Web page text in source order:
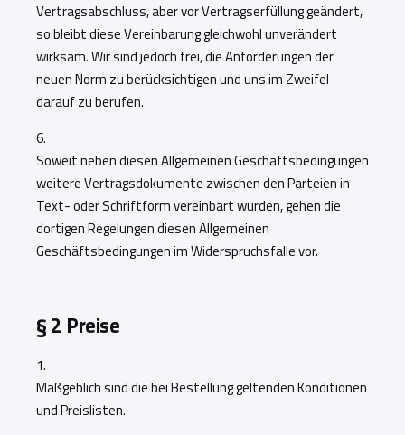
Vertragsabschluss, aber vor Vertragserfüllung geändert,
so bleibt diese Vereinbarung gleichwohl unverändert
wirksam. Wir sind jedoch frei, die Anforderungen der
neuen Norm zu berücksichtigen und uns im Zweifel
darauf zu berufen.
6.
Soweit neben diesen Allgemeinen ­Geschäftsbedingungen
weitere Vertragsdokumente zwischen den Parteien in
Text- oder Schriftform vereinbart wurden, gehen die
dortigen Regelungen diesen Allgemeinen
Geschäftsbedingungen im Widerspruchs­falle vor.
§2 Preise
1.
Maßgeblich sind die bei Bestellung geltenden Konditionen
und Preislisten.